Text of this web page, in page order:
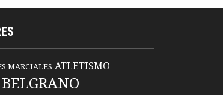
MARCIALES ATLETISMO
BELGRANO